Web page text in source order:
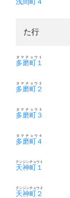
た行
多磨町１
タマチョウ１
多磨町２
タマチョウ２
多磨町３
タマチョウ３
多磨町４
タマチョウ４
天神町１
テンジンチョウ１
天神町２
テンジンチョウ２